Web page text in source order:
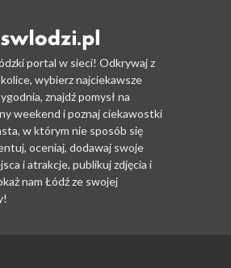
portal w sieci! Odkrywaj z
wybierz najciekawsze
znajdź pomysł na
weekend i poznaj ciekawostki
w którym nie sposób się
oceniaj, dodawaj swoje
i atrakcje, publikuj zdjęcia i
nam Łódź ze swojej